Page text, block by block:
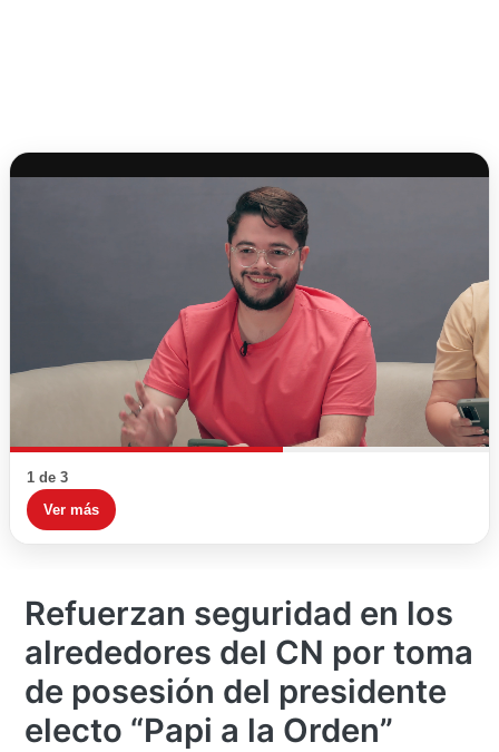
1 de 3
Ver más
Refuerzan seguridad en los
alrededores del CN por toma
de posesión del presidente
electo “Papi a la Orden”